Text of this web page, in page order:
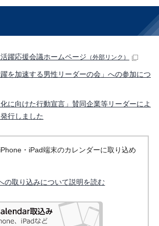
躍応援会議ホームページ （外部リンク）
躍を加速する男性リーダーの会」への参加につ
化に向けた行動宣言」賛同企業等リーダーによ
行しました
・iPad端末のカレンダーに取り込め
の取り込みについて説明を読む